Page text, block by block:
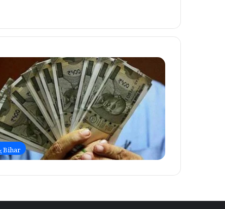
Bihar بِہَار